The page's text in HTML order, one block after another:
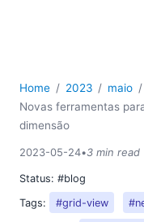
Home 2023
maio
Novas ferramentas
dimensão
2023-05-24•3 min read
Status: #blog
Tags:
#grid-view